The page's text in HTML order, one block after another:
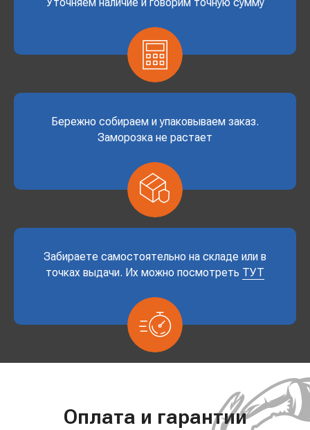
Бережно собираем и упаковываем заказ.
Заморозка не растает
Забираете самостоятельно на складе или в
точках выдачи. Их можно посмотреть ТУТ
Оплата и гарантии